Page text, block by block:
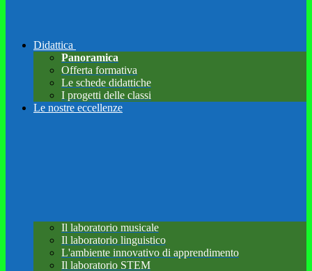
Didattica
Panoramica
Offerta formativa
Le schede didattiche
I progetti delle classi
Le nostre eccellenze
Il laboratorio musicale
Il laboratorio linguistico
L'ambiente innovativo di apprendimento
Il laboratorio STEM